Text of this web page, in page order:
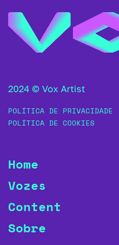
2024 © Vox Artist
POLÍTICA DE PRIVACIDADE
POLÍTICA DE COOKIES
Home
Vozes
Content
Sobre